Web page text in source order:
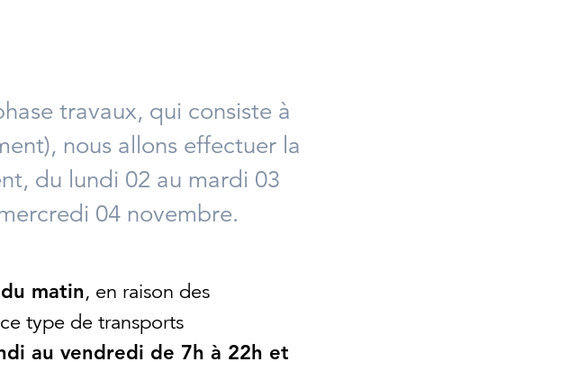
travaux, qui consiste à
nous allons effectuer la
du lundi 02 au mardi 03
04 novembre.
matin, en raison des
type de transports
au vendredi de 7h à 22h et